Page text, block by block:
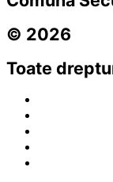
© 2026
Toate